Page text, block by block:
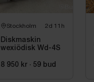
Stockholm 2d 11h
Diskmaskin
wexiödisk Wd-4S
8 950 kr · 59 bud